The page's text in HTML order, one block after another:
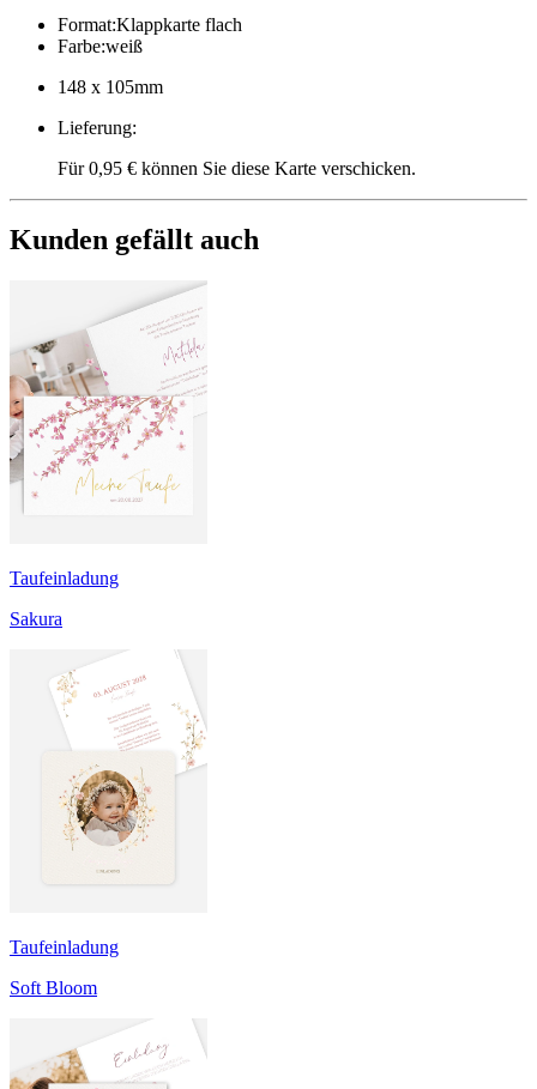
Format:Klappkarte flach
Farbe:weiß
148 x 105mm
Lieferung:
Für 0,95 € können Sie diese Karte verschicken.
Kunden gefällt auch
Taufeinladung
Sakura
Taufeinladung
Soft Bloom